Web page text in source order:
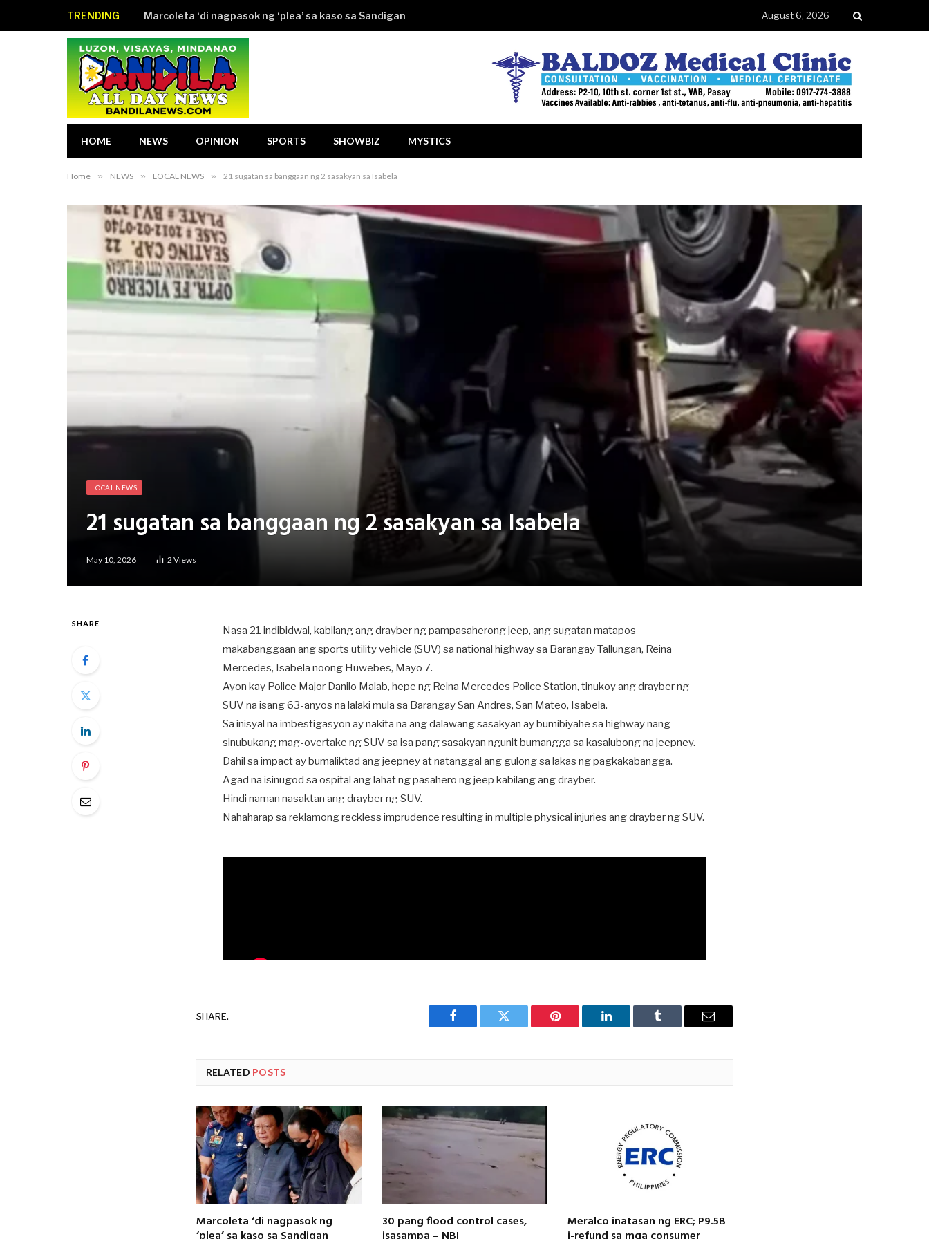
TRENDING Marcoleta ‘di nagpasok ng ‘plea’ sa kaso sa Sandigan August 6, 2026
HOME NEWS OPINION SPORTS SHOWBIZ MYSTICS
Home » NEWS » LOCAL NEWS » 21 sugatan sa banggaan ng 2 sasakyan sa Isabela
LOCAL NEWS
21 sugatan sa banggaan ng 2 sasakyan sa Isabela
May 10, 2026 2 Views
SHARE
Nasa 21 indibidwal, kabilang ang drayber ng pampasaherong jeep, ang sugatan matapos
makabanggaan ang sports utility vehicle (SUV) sa national highway sa Barangay Tallungan, Reina
Mercedes, Isabela noong Huwebes, Mayo 7.
Ayon kay Police Major Danilo Malab, hepe ng Reina Mercedes Police Station, tinukoy ang drayber ng
SUV na isang 63-anyos na lalaki mula sa Barangay San Andres, San Mateo, Isabela.
Sa inisyal na imbestigasyon ay nakita na ang dalawang sasakyan ay bumibiyahe sa highway nang
sinubukang mag-overtake ng SUV sa isa pang sasakyan ngunit bumangga sa kasalubong na jeepney.
Dahil sa impact ay bumaliktad ang jeepney at natanggal ang gulong sa lakas ng pagkakabangga.
Agad na isinugod sa ospital ang lahat ng pasahero ng jeep kabilang ang drayber.
Hindi naman nasaktan ang drayber ng SUV.
Nahaharap sa reklamong reckless imprudence resulting in multiple physical injuries ang drayber ng SUV.
SHARE.
Facebook Twitter Pinterest LinkedIn Tumblr Email
RELATED POSTS
Marcoleta ‘di nagpasok ng
30 pang flood control cases,
Meralco inatasan ng ERC; P9.5B